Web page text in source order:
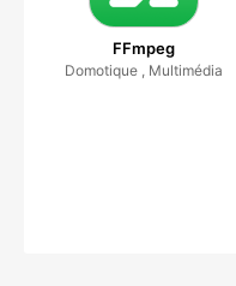
FFmpeg
Domotique , Multimédia